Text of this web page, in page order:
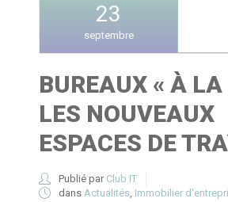
23
septembre
BUREAUX « À LA
LES NOUVEAUX
ESPACES DE
Publié par Club IT
dans Actualités, Immobilier